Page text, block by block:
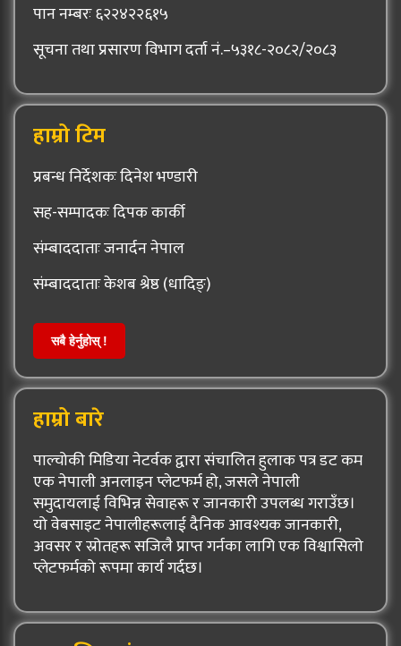
पान नम्बरः ६२२४२२६१५
सूचना तथा प्रसारण विभाग दर्ता नं.–५३१८-२०८२/२०८३
हाम्रो टिम
प्रबन्ध निर्देशकः दिनेश भण्डारी
सह-सम्पादकः दिपक कार्की
संम्बाददाताः जनार्दन नेपाल
संम्बाददाताः केशब श्रेष्ठ (धादिङ्)
सबै हेर्नुहोस् !
हाम्रो बारे
पाल्चोकी मिडिया नेटर्वक द्वारा संचालित हुलाक पत्र डट कम
एक नेपाली अनलाइन प्लेटफर्म हो, जसले नेपाली
समुदायलाई विभिन्न सेवाहरू र जानकारी उपलब्ध गराउँछ।
यो वेबसाइट नेपालीहरूलाई दैनिक आवश्यक जानकारी,
अवसर र स्रोतहरू सजिलै प्राप्त गर्नका लागि एक विश्वासिलो
प्लेटफर्मको रूपमा कार्य गर्दछ।